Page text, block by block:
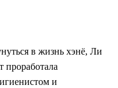
в жизнь хэнё, Ли
проработала
и